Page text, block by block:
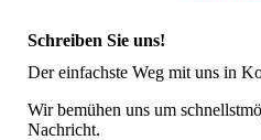
Schreiben Sie uns!
Der einfachste Weg mit uns in
Wir bemühen uns um
Nachricht.